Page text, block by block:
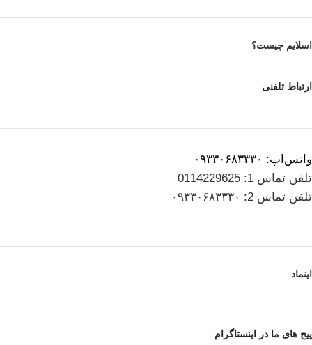
اسلایم چیست؟
ارتباط تلفنی
واتس‌اپ: ۰۹۳۳۰۶۸۳۳۳۰
تلفن تماس 1: 0114229625
تلفن تماس 2: ۰۹۳۳۰۶۸۳۳۳۰
اینماد
پیج های ما در اینستاگرام